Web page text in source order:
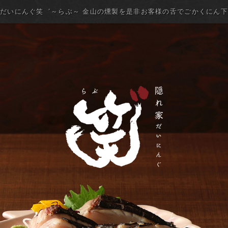
いにんぐ笑゛～らぶ～ 金山の燻製を是非お客様の舌でごかくにん